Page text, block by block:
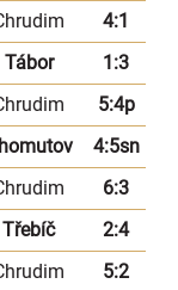
4:1
Tábor
1:3
5:4p
4:5sn
6:3
Třebíč
2:4
5:2